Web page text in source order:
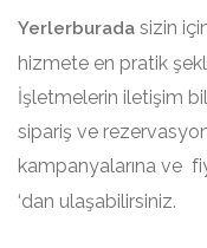
Yerlerburada sizin
hizmete en pratik
İşletmelerin iletişim
sipariş ve
kampanyalarına ve
‘dan ulaşabilirsiniz.